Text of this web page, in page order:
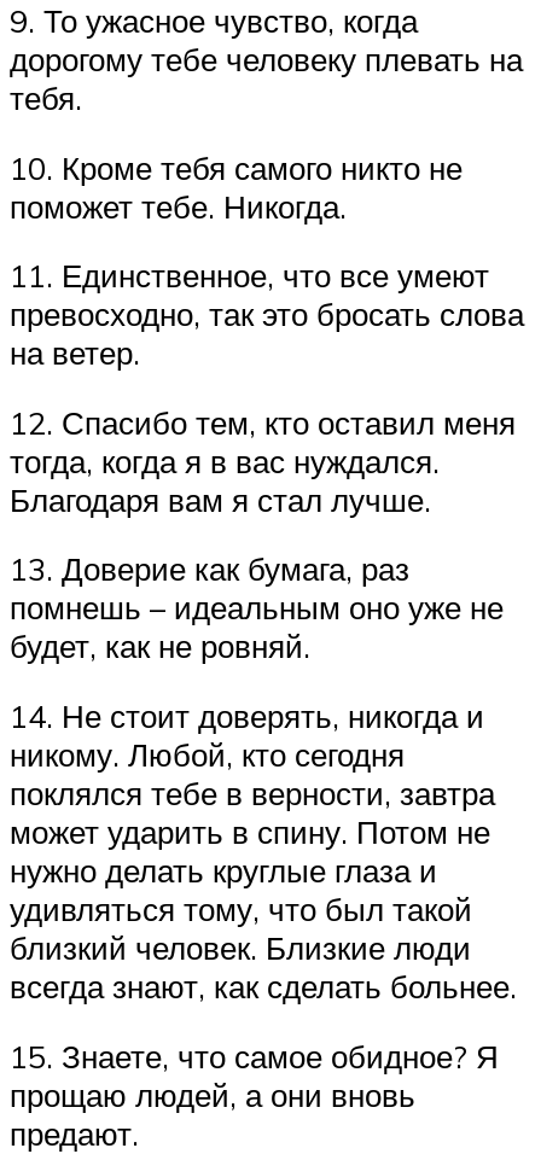
9. То ужасное чувство, когда
дорогому тебе человеку плевать на
тебя.
10. Кроме тебя самого никто не
поможет тебе. Никогда.
11. Единственное, что все умеют
превосходно, так это бросать слова
на ветер.
12. Спасибо тем, кто оставил меня
тогда, когда я в вас нуждался.
Благодаря вам я стал лучше.
13. Доверие как бумага, раз
помнешь – идеальным оно уже не
будет, как не ровняй.
14. Не стоит доверять, никогда и
никому. Любой, кто сегодня
поклялся тебе в верности, завтра
может ударить в спину. Потом не
нужно делать круглые глаза и
удивляться тому, что был такой
близкий человек. Близкие люди
всегда знают, как сделать больнее.
15. Знаете, что самое обидное? Я
прощаю людей, а они вновь
предают.